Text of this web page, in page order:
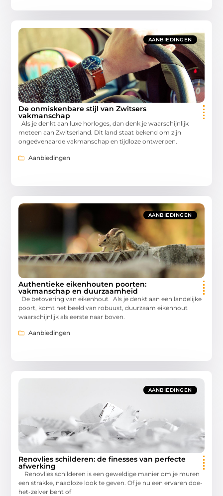
AANBIEDINGEN
De onmiskenbare stijl van Zwitsers
vakmanschap
Als je denkt aan luxe horloges, dan denk je waarschijnlijk
meteen aan Zwitserland. Dit land staat bekend om zijn
ongeëvenaarde vakmanschap en tijdloze ontwerpen.
Aanbiedingen
AANBIEDINGEN
Authentieke eikenhouten poorten:
vakmanschap en duurzaamheid
De betovering van eikenhout Als je denkt aan een landelijke
poort, komt het beeld van robuust, duurzaam eikenhout
waarschijnlijk als eerste naar boven.
Aanbiedingen
AANBIEDINGEN
Renovlies schilderen: de finesses van perfecte
afwerking
Renovlies schilderen is een geweldige manier om je muren
een strakke, naadloze look te geven. Of je nu een ervaren doe-
het-zelver bent of